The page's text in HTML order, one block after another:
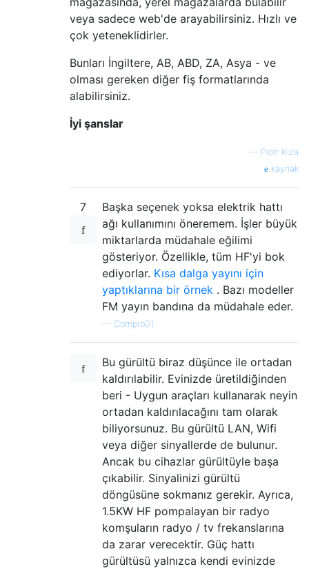
veya sadece web'de arayabilirsiniz. Hızlı ve
çok yeteneklidirler.
Bunları İngiltere, AB, ABD, ZA, Asya - ve
olması gereken diğer fiş formatlarında
alabilirsiniz.
İyi şanslar
— Piotr Kula
kaynak
7
Başka seçenek yoksa elektrik hattı
ağı kullanımını öneremem. İşler büyük
miktarlarda müdahale eğilimi
gösteriyor. Özellikle, tüm HF'yi bok
ediyorlar. Kısa dalga yayını için
yaptıklarına bir örnek . Bazı modeller
FM yayın bandına da müdahale eder.
— Compro01
Bu gürültü biraz düşünce ile ortadan
kaldırılabilir. Evinizde üretildiğinden
beri - Uygun araçları kullanarak neyin
ortadan kaldırılacağını tam olarak
biliyorsunuz. Bu gürültü LAN, Wifi
veya diğer sinyallerde de bulunur.
Ancak bu cihazlar gürültüyle başa
çıkabilir. Sinyalinizi gürültü
döngüsüne sokmanız gerekir. Ayrıca,
1.5KW HF pompalayan bir radyo
komşuların radyo / tv frekanslarına
da zarar verecektir. Güç hattı
gürültüsü yalnızca kendi evinizde